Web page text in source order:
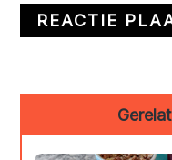
Sidebar